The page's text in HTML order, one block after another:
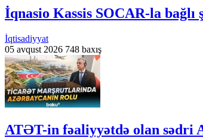
İqnasio Kassis SOCAR-la
İqtisadiyyat
05 avqust 2026 748 baxış
ATƏT-in fəaliyyətdə olan sədri